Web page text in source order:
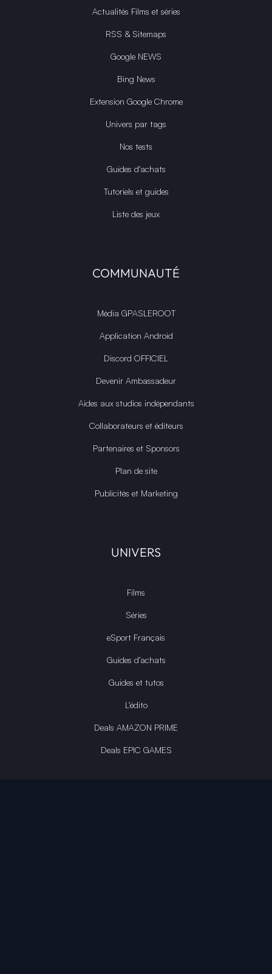
Actualités Films et séries
RSS & Sitemaps
Google NEWS
Bing News
Extension Google Chrome
Univers par tags
Nos tests
Guides d'achats
Tutoriels et guides
Liste des jeux
COMMUNAUTÉ
Média GPASLEROOT
Application Android
Discord OFFICIEL
Devenir Ambassadeur
Aides aux studios indépendants
Collaborateurs et éditeurs
Partenaires et Sponsors
Plan de site
Publicités et Marketing
UNIVERS
Films
Séries
eSport Français
Guides d’achats
Guides et tutos
L'édito
Deals AMAZON PRIME
Deals EPIC GAMES